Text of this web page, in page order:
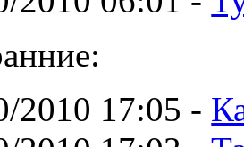
2010 17:05 -